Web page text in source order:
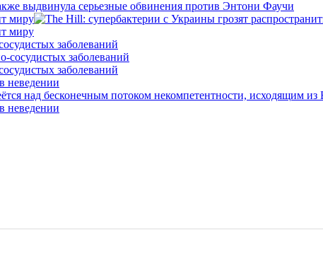
выдвинула серьезные обвинения против Энтони Фаучи
миру
миру
заболеваний
заболеваний
неведении
неведении